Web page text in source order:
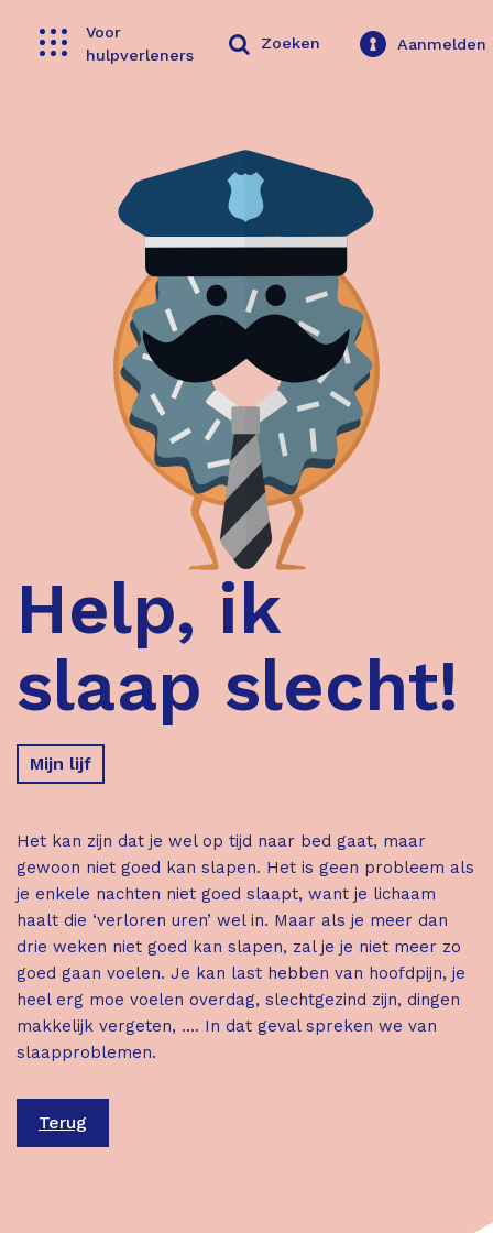
Toggle navigation
Voor
hulpverleners
Zoeken Aanmelden
Help, ik
slaap slecht!
Mijn lijf
Het kan zijn dat je wel op tijd naar bed gaat, maar
gewoon niet goed kan slapen. Het is geen probleem als
je enkele nachten niet goed slaapt, want je lichaam
haalt die ‘verloren uren’ wel in. Maar als je meer dan
drie weken niet goed kan slapen, zal je je niet meer zo
goed gaan voelen. Je kan last hebben van hoofdpijn, je
heel erg moe voelen overdag, slechtgezind zijn, dingen
makkelijk vergeten, …. In dat geval spreken we van
slaapproblemen.
Terug